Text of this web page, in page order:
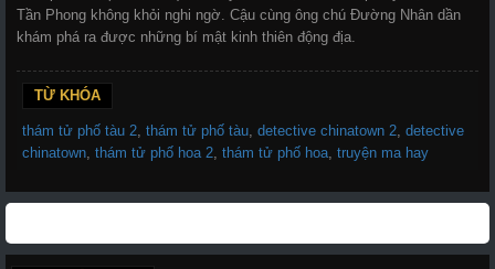
Tần Phong không khỏi nghi ngờ. Cậu cùng ông chú Đường Nhân dần
khám phá ra được những bí mật kinh thiên động địa.
TỪ KHÓA
thám tử phố tàu 2, thám tử phố tàu, detective chinatown 2, detective
chinatown, thám tử phố hoa 2, thám tử phố hoa, truyện ma hay